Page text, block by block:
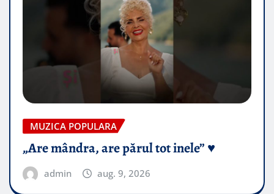
MUZICA POPULARA
„Are mândra, are părul tot inele” ♥️
admin aug. 9, 2026